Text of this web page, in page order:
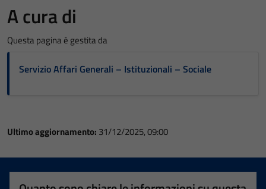
A cura di
Questa pagina è gestita da
Servizio Affari Generali – Istituzionali – Sociale
Ultimo aggiornamento: 31/12/2025, 09:00